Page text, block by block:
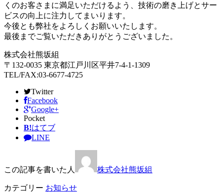
くのお客さまに満足いただけるよう、技術の磨き上げとサー
ビスの向上に注力してまいります。
今後とも弊社をよろしくお願いいたします。
最後までご覧いただきありがとうございました。
株式会社熊坂組
〒132-0035 東京都江戸川区平井7-4-1-1309
TEL/FAX:03-6677-4725
Twitter
Facebook
Google+
Pocket
B!はてブ
LINE
この記事を書いた人 株式会社熊坂組
カテゴリー お知らせ